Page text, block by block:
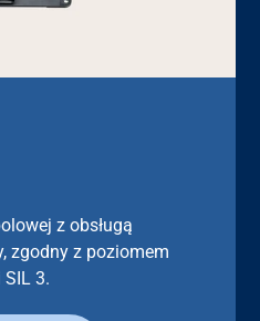
z obsługą
zgodny z poziomem
3.